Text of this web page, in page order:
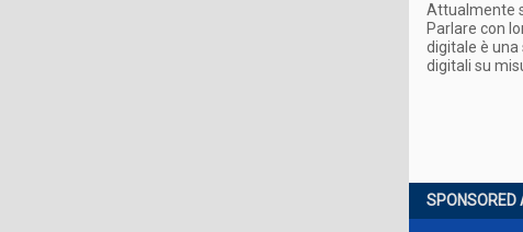
Attualmente
Parlare con
digitale è una
digitali su
SPONSORED